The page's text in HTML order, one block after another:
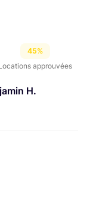
45%
approuvées
H.